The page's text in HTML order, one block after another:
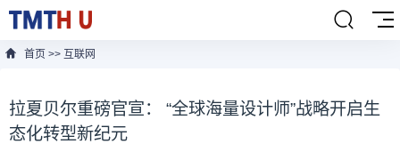
首页 >> 互联网
拉夏贝尔重磅官宣： “全球海量设计师”战略开启生
态化转型新纪元